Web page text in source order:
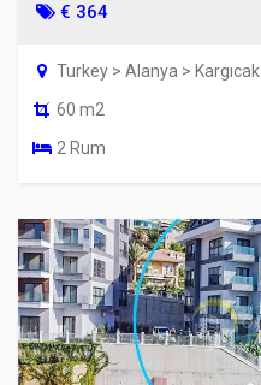
€ 364
Turkey > Alanya > Kargıcak
60 m2
2 Rum